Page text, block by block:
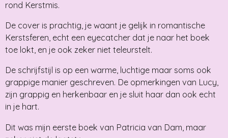
rond Kerstmis.
De cover is prachtig, je waant je gelijk in romantische
Kerstsferen, echt een eyecatcher dat je naar het boek
toe lokt, en je ook zeker niet teleurstelt.
De schrijfstijl is op een warme, luchtige maar soms ook
grappige manier geschreven. De opmerkingen van Lucy,
zijn grappig en herkenbaar en je sluit haar dan ook echt
in je hart.
Dit was mijn eerste boek van Patricia van Dam, maar